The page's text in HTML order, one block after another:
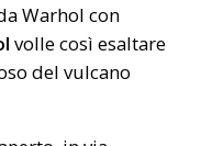
Warhol con
volle così esaltare
del vulcano